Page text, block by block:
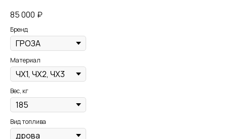
85 000 ₽
Бренд
Материал
Вес, кг
Вид топлива